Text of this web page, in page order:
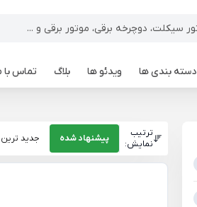
دسته بندی ها ویدئو ها بلاگ تماس با
ترتیب
نمایش:
پیشنهاد شده جدید ترین